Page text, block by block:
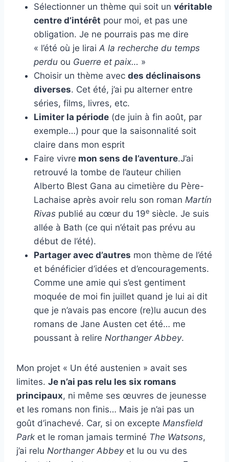
Sélectionner un thème qui soit un véritable
centre d’intérêt pour moi, et pas une
obligation. Je ne pourrais pas me dire
« l’été où je lirai A la recherche du temps
perdu ou Guerre et paix… »
Choisir un thème avec des déclinaisons
diverses. Cet été, j’ai pu alterner entre
séries, films, livres, etc.
Limiter la période (de juin à fin août, par
exemple…) pour que la saisonnalité soit
claire dans mon esprit
Faire vivre mon sens de l’aventure.J’ai
retrouvé la tombe de l’auteur chilien
Alberto Blest Gana au cimetière du Père-
Lachaise après avoir relu son roman Martín
Rivas publié au cœur du 19e siècle. Je suis
allée à Bath (ce qui n’était pas prévu au
début de l’été).
Partager avec d’autres mon thème de l’été
et bénéficier d’idées et d’encouragements.
Comme une amie qui s’est gentiment
moquée de moi fin juillet quand je lui ai dit
que je n’avais pas encore (re)lu aucun des
romans de Jane Austen cet été… me
poussant à relire Northanger Abbey.
Mon projet « Un été austenien » avait ses
limites. Je n’ai pas relu les six romans
principaux, ni même ses œuvres de jeunesse
et les romans non finis… Mais je n’ai pas un
goût d’inachevé. Car, si on excepte Mansfield
Park et le roman jamais terminé The Watsons,
j’ai relu Northanger Abbeyet lu ou vu des